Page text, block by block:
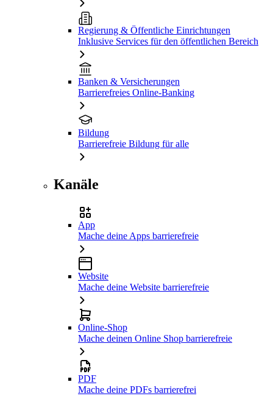
Regierung & Öffentliche Einrichtungen
Inklusive Services für den öffentlichen Bereich
Banken & Versicherungen
Barrierefreies Online-Banking
Bildung
Barrierefreie Bildung für alle
Kanäle
App
Mache deine Apps barrierefreie
Website
Mache deine Website barrierefreie
Online-Shop
Mache deinen Online Shop barrierefreie
PDF
Mache deine PDFs barrierefrei